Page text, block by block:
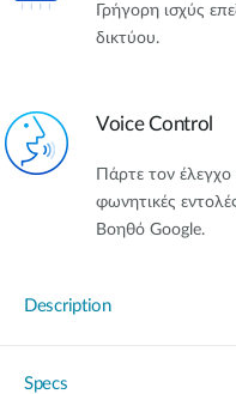
Γρήγορη ισχύς
δικτύου.
Voice Control
Πάρτε τον
φωνητικές
Βοηθό Google.
Description
Specs